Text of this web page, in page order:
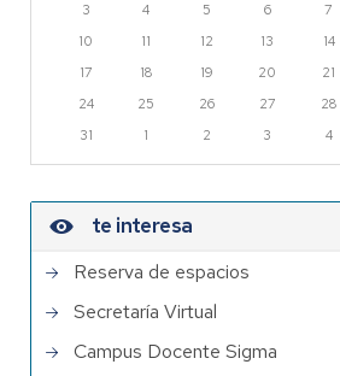
3
4 5 6 7
10
11 12 13 14
17
18 19 20 21
24
25 26 27 28
31
1 2 3 4
te interesa
Reserva de espacios
Secretaría Virtual
Campus Docente Sigma